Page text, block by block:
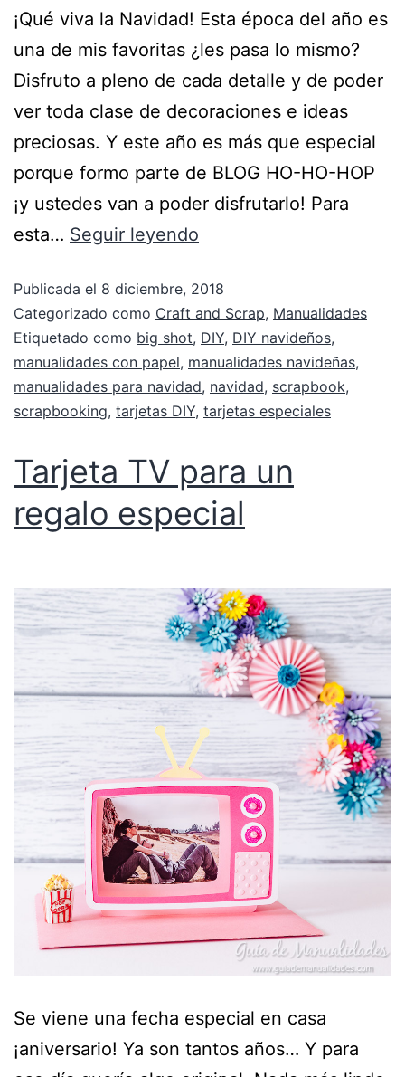
¡Qué viva la Navidad! Esta época del año es
una de mis favoritas ¿les pasa lo mismo?
Disfruto a pleno de cada detalle y de poder
ver toda clase de decoraciones e ideas
preciosas. Y este año es más que especial
porque formo parte de BLOG HO-HO-HOP
¡y ustedes van a poder disfrutarlo! Para
esta… Seguir leyendo
Publicada el 8 diciembre, 2018
Categorizado como Craft and Scrap, Manualidades
Etiquetado como big shot, DIY, DIY navideños,
manualidades con papel, manualidades navideñas,
manualidades para navidad, navidad, scrapbook,
scrapbooking, tarjetas DIY, tarjetas especiales
Tarjeta TV para un
regalo especial
Se viene una fecha especial en casa
¡aniversario! Ya son tantos años… Y para